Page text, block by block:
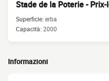
Stade de la Poterie -
Superficie:erba
Capacità:2000
Informazioni